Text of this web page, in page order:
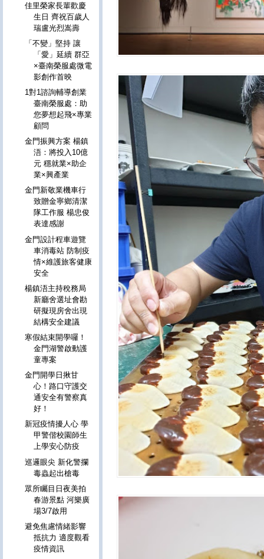
佳里榮家長輩歡慶
生日 齊祝百歲人
瑞盧光烈嵩壽
「不變」堅持 讓
「愛」延續 群亞
×臺南榮服處微電
影創作首映
1對1諮詢輔導創業
臺南榮服處：助
您夢想起飛×專業
顧問
金門振興方案 楊鎮
浯：將投入10億
元 穩就業×助企
業×興產業
金門新敬業機車行
致贈金寧鄉清潔
隊工作服 楊忠俊
表達感謝
金門設計程車遊覽
車消毒站 防制疫
情×維護旅客健康
安全
楊鎮浯主持稅務局
新廳舍選址會勘
研擬現房舍出現
結構安全建議
寒假結束開學囉！
金門湖警啟動護
童專案
金門開學日揪甘
心！路口守護交
通安全有警察真
好！
新冠疫情擾人心 學
甲警偕校園師生
上學安心防疫
巡邏眼尖 新化警攔
毒蟲起出槍毒
眾所矚目日夜美拍
春游景點 河樂廣
場3/7啟用
避免焦慮情緒影響
抵抗力 適度觀看
疫情資訊